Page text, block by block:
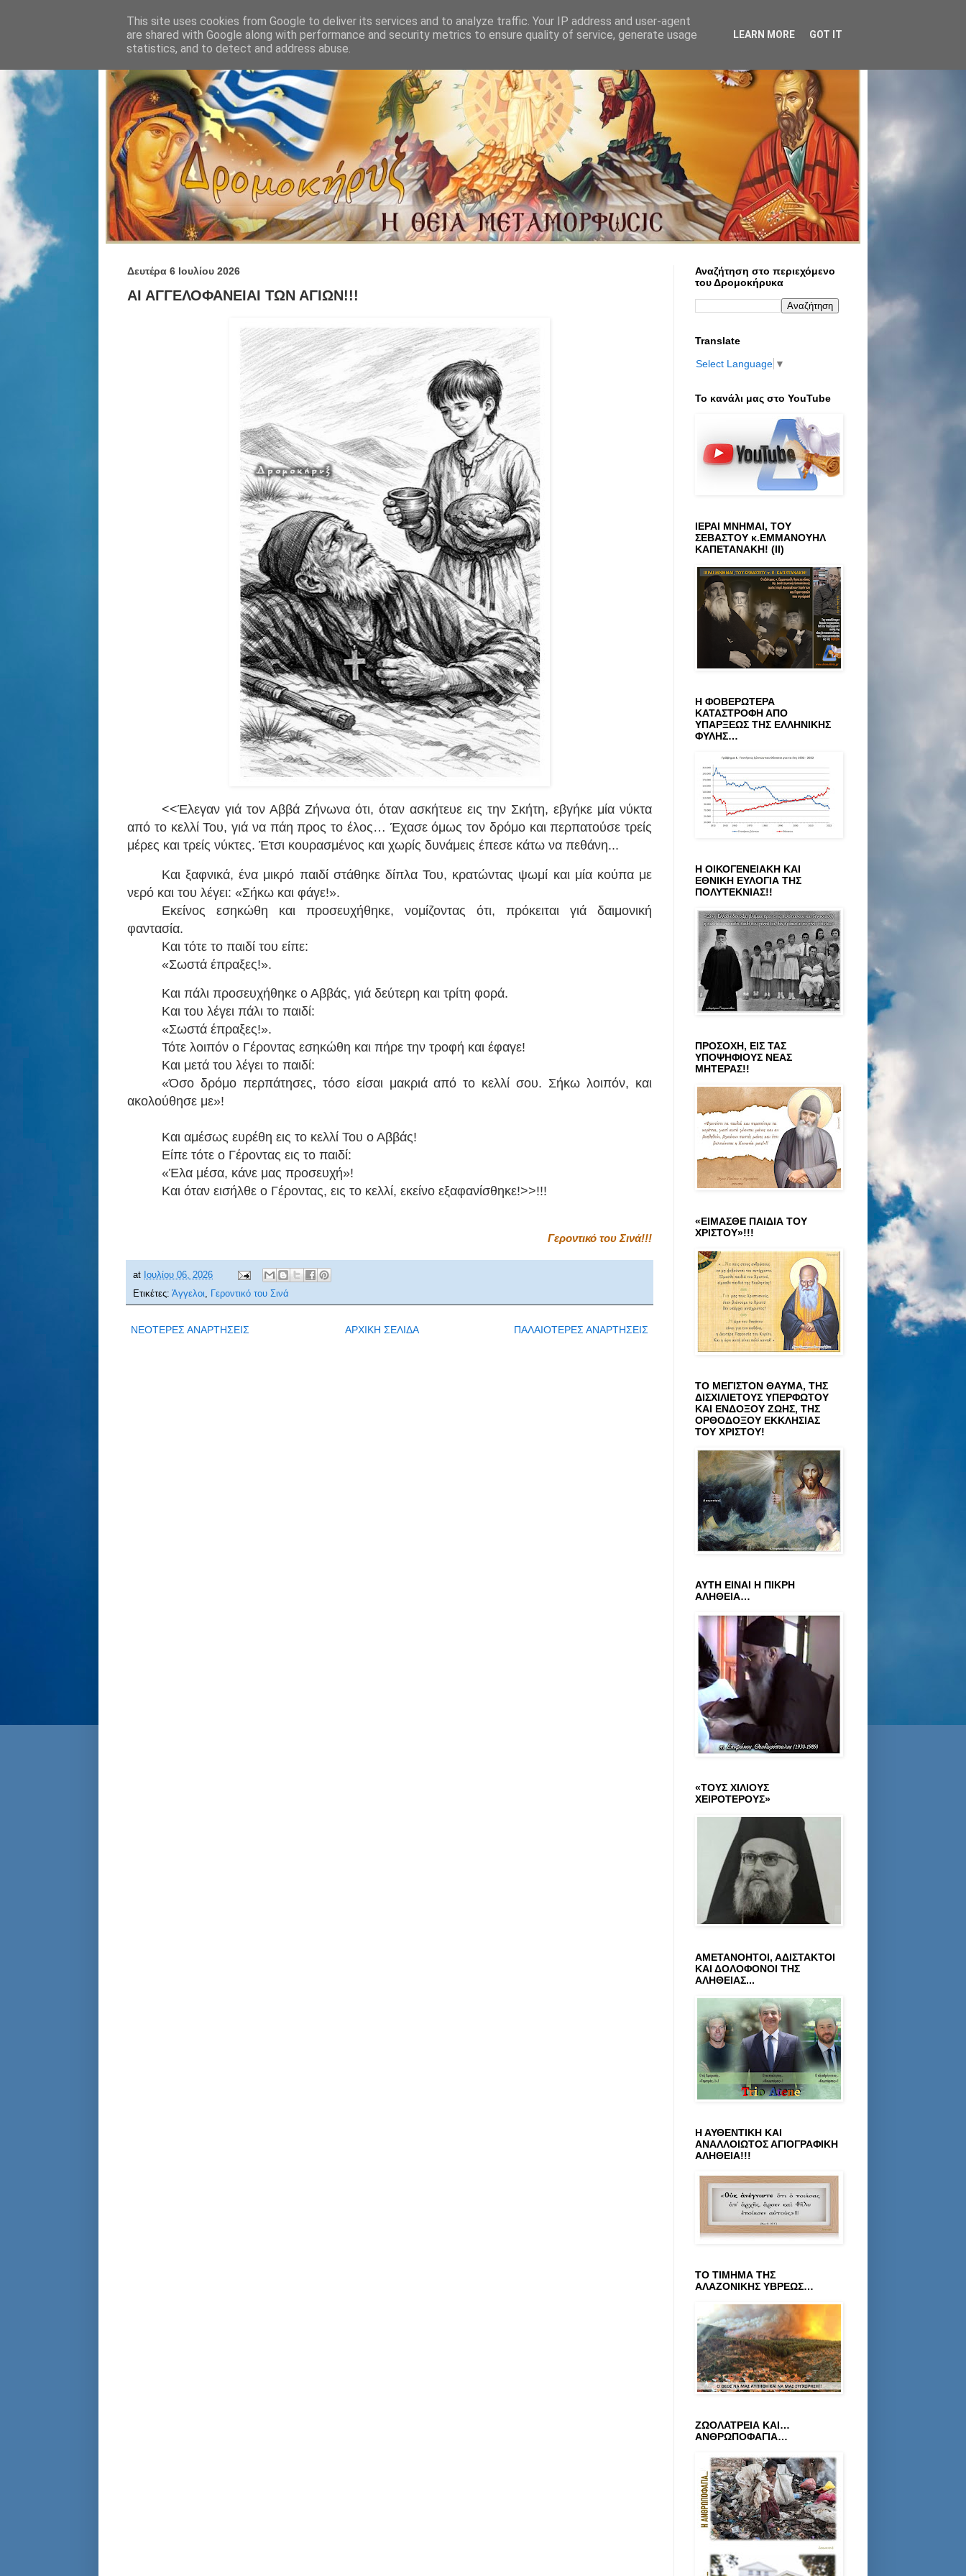
Δευτέρα 6 Ιουλίου 2026
ΑΙ ΑΓΓΕΛΟΦΑΝΕΙΑΙ ΤΩΝ ΑΓΙΩΝ!!!
<<Έλεγαν γιά τον Αββά Ζήνωνα ότι, όταν ασκήτευε εις την Σκήτη, εβγήκε μία νύκτα
από το κελλί Του, γιά να πάη προς το έλος… Έχασε όμως τον δρόμο και περπατούσε τρείς
μέρες και τρείς νύκτες. Έτσι κουρασμένος και χωρίς δυνάμεις έπεσε κάτω να πεθάνη...
Και ξαφνικά, ένα μικρό παιδί στάθηκε δίπλα Του, κρατώντας ψωμί και μία κούπα με
νερό και του λέγει: «Σήκω και φάγε!».
Εκείνος εσηκώθη και προσευχήθηκε, νομίζοντας ότι, πρόκειται γιά δαιμονική
φαντασία.
Και τότε το παιδί του είπε:
«Σωστά έπραξες!».
Και πάλι προσευχήθηκε ο Αββάς, γιά δεύτερη και τρίτη φορά.
Και του λέγει πάλι το παιδί:
«Σωστά έπραξες!».
Τότε λοιπόν ο Γέροντας εσηκώθη και πήρε την τροφή και έφαγε!
Και μετά του λέγει το παιδί:
«Όσο δρόμο περπάτησες, τόσο είσαι μακριά από το κελλί σου. Σήκω λοιπόν, και
ακολούθησε με»!
Και αμέσως ευρέθη εις το κελλί Του ο Αββάς!
Είπε τότε ο Γέροντας εις το παιδί:
«Έλα μέσα, κάνε μας προσευχή»!
Και όταν εισήλθε ο Γέροντας, εις το κελλί, εκείνο εξαφανίσθηκε!>>!!!
Γεροντικό του Σινά!!!
at Ιουλίου 06, 2026
Ετικέτες: Άγγελοι, Γεροντικό του Σινά
ΝΕΟΤΕΡΕΣ ΑΝΑΡΤΗΣΕΙΣ ΠΑΛΑΙΟΤΕΡΕΣ ΑΝΑΡΤΗΣΕΙΣ
ΑΡΧΙΚΗ ΣΕΛΙΔΑ
Αναζήτηση στο περιεχόμενο
του Δρομοκήρυκα
Translate
Select Language ▼
Το κανάλι μας στο ΥοuTube
ΙΕΡΑΙ ΜΝΗΜΑΙ, ΤΟΥ
ΣΕΒΑΣΤΟΥ κ.ΕΜΜΑΝΟΥΗΛ
ΚΑΠΕΤΑΝΑΚΗ! (ΙΙ)
Η ΦΟΒΕΡΩΤΕΡΑ
ΚΑΤΑΣΤΡΟΦΗ ΑΠΟ
ΥΠΑΡΞΕΩΣ ΤΗΣ ΕΛΛΗΝΙΚΗΣ
ΦΥΛΗΣ…
Η ΟΙΚΟΓΕΝΕΙΑΚΗ ΚΑΙ
ΕΘΝΙΚΗ ΕΥΛΟΓΙΑ ΤΗΣ
ΠΟΛΥΤΕΚΝΙΑΣ!!
ΠΡΟΣΟΧΗ, ΕΙΣ ΤΑΣ
ΥΠΟΨΗΦΙΟΥΣ ΝΕΑΣ
ΜΗΤΕΡΑΣ!!
«ΕΙΜΑΣΘΕ ΠΑΙΔΙΑ ΤΟΥ
ΧΡΙΣΤΟΥ»!!!
ΤΟ ΜΕΓΙΣΤΟΝ ΘΑΥΜΑ, ΤΗΣ
ΔΙΣΧΙΛΙΕΤΟΥΣ ΥΠΕΡΦΩΤΟΥ
ΚΑΙ ΕΝΔΟΞΟΥ ΖΩΗΣ, ΤΗΣ
ΟΡΘΟΔΟΞΟΥ ΕΚΚΛΗΣΙΑΣ
ΤΟΥ ΧΡΙΣΤΟΥ!
ΑΥΤΗ ΕΙΝΑΙ Η ΠΙΚΡΗ
ΑΛΗΘΕΙΑ…
«ΤΟΥΣ ΧΙΛΙΟΥΣ
ΧΕΙΡΟΤΕΡΟΥΣ»
ΑΜΕΤΑΝΟΗΤΟΙ, ΑΔΙΣΤΑΚΤΟΙ
ΚΑΙ ΔΟΛΟΦΟΝΟΙ ΤΗΣ
ΑΛΗΘΕΙΑΣ...
Η ΑΥΘΕΝΤΙΚΗ ΚΑΙ
ΑΝΑΛΛΟΙΩΤΟΣ ΑΓΙΟΓΡΑΦΙΚΗ
ΑΛΗΘΕΙΑ!!!
ΤΟ ΤΙΜΗΜΑ ΤΗΣ
ΑΛΑΖΟΝΙΚΗΣ ΥΒΡΕΩΣ…
ΖΩΟΛΑΤΡΕΙΑ ΚΑΙ…
ΑΝΘΡΩΠΟΦΑΓΙΑ…
This site uses cookies from Google to deliver its services and to analyze traffic. Your IP address and user-agent
are shared with Google along with performance and security metrics to ensure quality of service, generate usage
statistics, and to detect and address abuse.
LEARN MORE GOT IT